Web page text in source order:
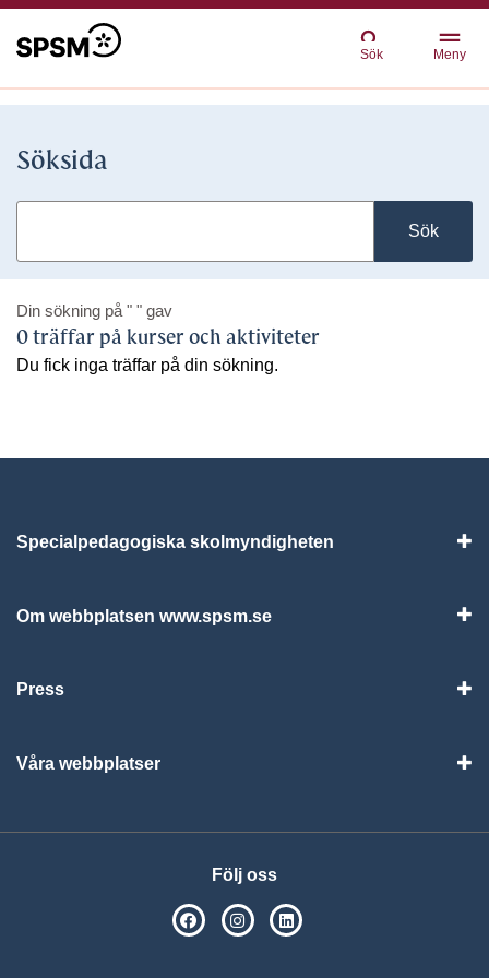
Sök Meny
Söksida
Sök
Din sökning på " " gav
0 träffar på kurser och aktiviteter
Du fick inga träffar på din sökning.
Specialpedagogiska skolmyndigheten
Om webbplatsen www.spsm.se
Press
Våra webbplatser
Följ oss
SPSM på Facebook
SPSM på Instagram